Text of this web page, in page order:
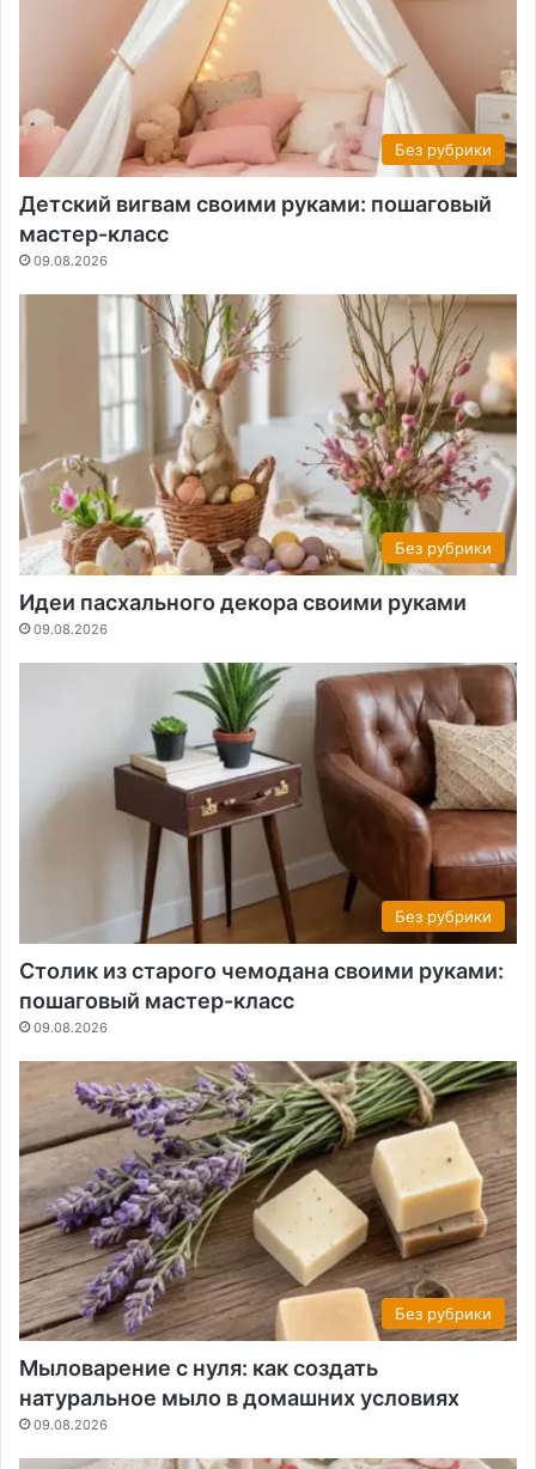
Без рубрики
Детский вигвам своими руками: пошаговый
мастер-класс
09.08.2026
Без рубрики
Идеи пасхального декора своими руками
09.08.2026
Без рубрики
Столик из старого чемодана своими руками:
пошаговый мастер-класс
09.08.2026
Без рубрики
Мыловарение с нуля: как создать
натуральное мыло в домашних условиях
09.08.2026